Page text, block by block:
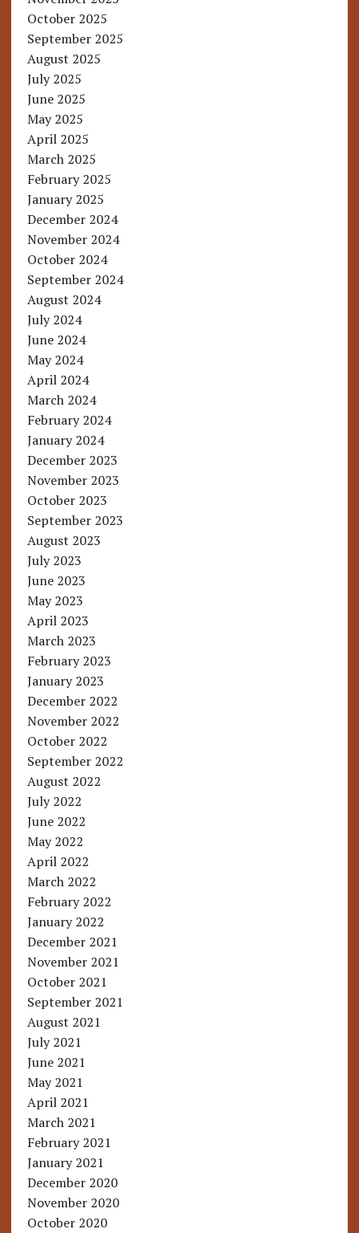
October 2025
September 2025
August 2025
July 2025
June 2025
May 2025
April 2025
March 2025
February 2025
January 2025
December 2024
November 2024
October 2024
September 2024
August 2024
July 2024
June 2024
May 2024
April 2024
March 2024
February 2024
January 2024
December 2023
November 2023
October 2023
September 2023
August 2023
July 2023
June 2023
May 2023
April 2023
March 2023
February 2023
January 2023
December 2022
November 2022
October 2022
September 2022
August 2022
July 2022
June 2022
May 2022
April 2022
March 2022
February 2022
January 2022
December 2021
November 2021
October 2021
September 2021
August 2021
July 2021
June 2021
May 2021
April 2021
March 2021
February 2021
January 2021
December 2020
November 2020
October 2020